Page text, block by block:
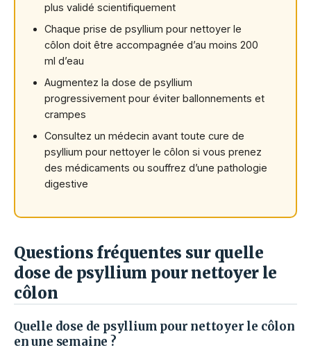
plus validé scientifiquement
Chaque prise de psyllium pour nettoyer le
côlon doit être accompagnée d’au moins 200
ml d’eau
Augmentez la dose de psyllium
progressivement pour éviter ballonnements et
crampes
Consultez un médecin avant toute cure de
psyllium pour nettoyer le côlon si vous prenez
des médicaments ou souffrez d’une pathologie
digestive
Questions fréquentes sur quelle
dose de psyllium pour nettoyer le
côlon
Quelle dose de psyllium pour nettoyer le côlon
en une semaine ?